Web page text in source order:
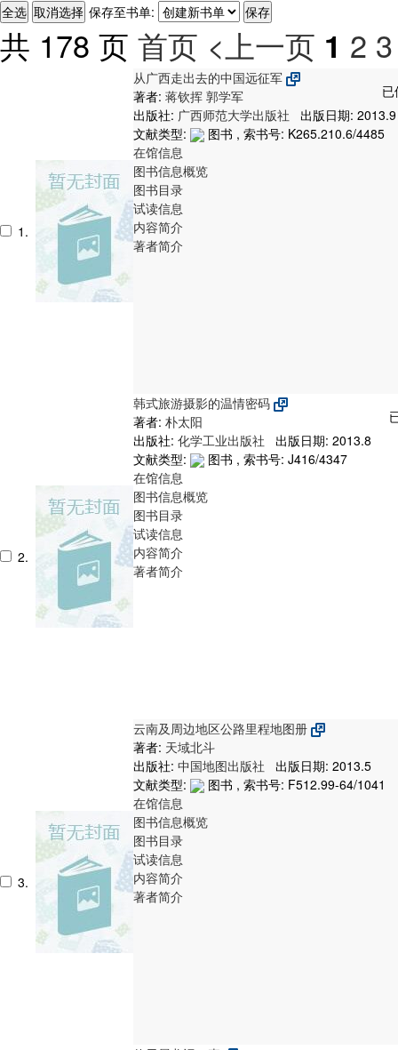
保存至书单:
共 178 页 首页 <上一页 1 2 3
1.
从广西走出去的中国远征军
著者: 蒋钦挥 郭学军
出版社: 广西师范大学出版社
出版日期: 2013.9
文献类型:
图书 , 索书号: K265.210.6/4485
在馆信息
图书信息概览
图书目录
试读信息
内容简介
著者简介
2.
韩式旅游摄影的温情密码
著者: 朴太阳
出版社: 化学工业出版社
出版日期: 2013.8
文献类型:
图书 , 索书号: J416/4347
在馆信息
图书信息概览
图书目录
试读信息
内容简介
著者简介
3.
云南及周边地区公路里程地图册
著者: 天域北斗
出版社: 中国地图出版社
出版日期: 2013.5
文献类型:
图书 , 索书号: F512.99-64/1041
在馆信息
图书信息概览
图书目录
试读信息
内容简介
著者简介